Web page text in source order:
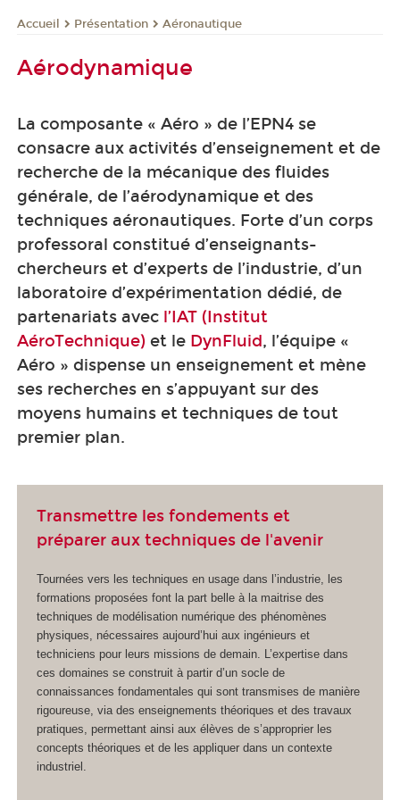
Accueil Présentation Aéronautique
Aérodynamique
La composante « Aéro » de l’EPN4 se
consacre aux activités d’enseignement et de
recherche de la mécanique des fluides
générale, de l’aérodynamique et des
techniques aéronautiques. Forte d’un corps
professoral constitué d’enseignants-
chercheurs et d’experts de l’industrie, d’un
laboratoire d’expérimentation dédié, de
partenariats avec l’IAT (Institut
AéroTechnique) et le DynFluid, l’équipe «
Aéro » dispense un enseignement et mène
ses recherches en s’appuyant sur des
moyens humains et techniques de tout
premier plan.
Transmettre les fondements et
préparer aux techniques de l'avenir
Tournées vers les techniques en usage dans l’industrie, les
formations proposées font la part belle à la maitrise des
techniques de modélisation numérique des phénomènes
physiques, nécessaires aujourd’hui aux ingénieurs et
techniciens pour leurs missions de demain. L’expertise dans
ces domaines se construit à partir d’un socle de
connaissances fondamentales qui sont transmises de manière
rigoureuse, via des enseignements théoriques et des travaux
pratiques, permettant ainsi aux élèves de s’approprier les
concepts théoriques et de les appliquer dans un contexte
industriel.